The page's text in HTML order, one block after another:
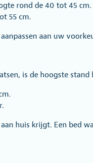
rond de 40 tot 45 cm.
55 cm.
aan uw
is de hoogste stand
huis krijgt. Een bed